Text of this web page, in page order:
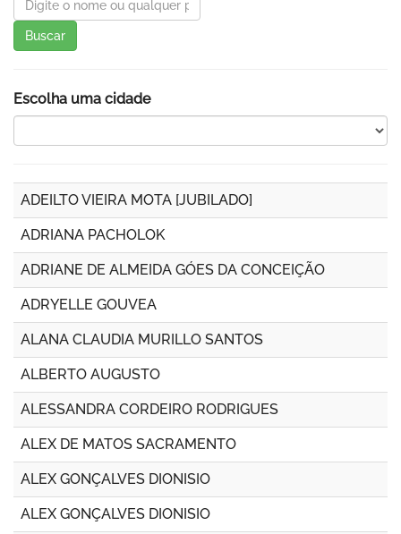
Buscar
Escolha uma cidade
ADEILTO VIEIRA MOTA [JUBILADO]
ADRIANA PACHOLOK
ADRIANE DE ALMEIDA GÓES DA CONCEIÇÃO
ADRYELLE GOUVEA
ALANA CLAUDIA MURILLO SANTOS
ALBERTO AUGUSTO
ALESSANDRA CORDEIRO RODRIGUES
ALEX DE MATOS SACRAMENTO
ALEX GONÇALVES DIONISIO
ALEX GONÇALVES DIONISIO